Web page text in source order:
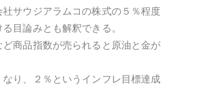
サウジアラムコの株式の５％程度
目論みとも解釈できる。
商品指数が売られると原油と金が
り、２％というインフレ目標達成